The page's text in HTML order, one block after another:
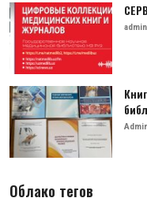
admin
Облако тегов